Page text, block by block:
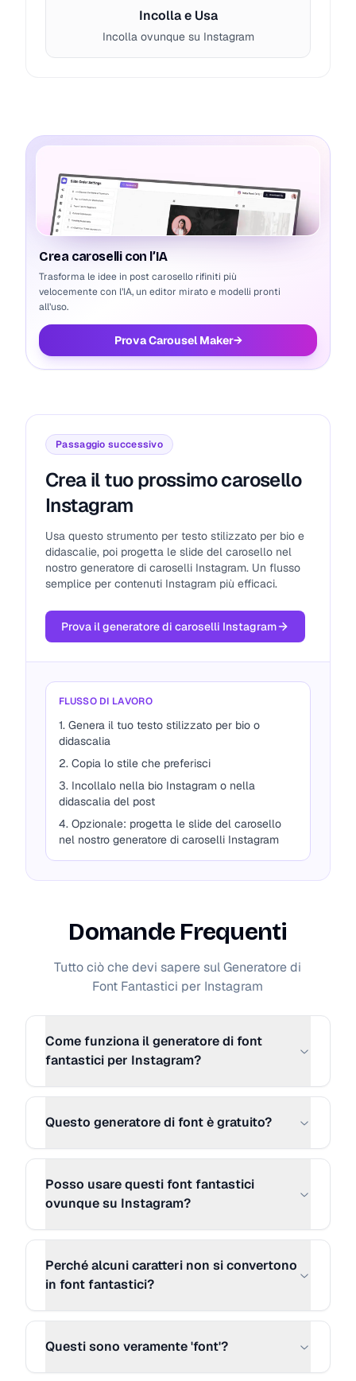
UNDERLINE
Migliore compatibilità
FRANKTUR BOLD
Migliore compatibilità
Copia
𝕿𝖞𝖕𝖊 𝖞𝖔𝖚𝖗 𝖈𝖆𝖕𝖙𝖎𝖔𝖓 𝖍𝖊𝖗𝖊...
BLACK PILL
T⃣ y⃣ p⃣ e⃣ y⃣ o⃣ u⃣ r⃣
c⃣ a⃣ p⃣ t⃣ i⃣ o⃣ n⃣
MORE STYLE 2
MORE STYLE 3 Copia
✩
MORE STYLE 5
T⃞ y⃞ p⃞ e⃞ y⃞ o⃞ u⃞ r⃞
c⃞ a⃞ p⃞ t⃞ i⃞ o⃞ n⃞
h⃞ e⃞ r⃞ e⃞ .⃞ .⃞ .⃞
...ɘɿɘʜ ᴎoiƚqɒɔ ɿuoʏ ɘqʏT
MORE STYLE 7 Copia
ᵀʸᵖᵉ ʸᵒᵘʳ ᶜᵃᵖᵗⁱᵒⁿ ʰᵉʳᵉ...
MORE STYLE 10 Copia
ⓔⓡⓔ .⃝ .⃝ .⃝
MORE STYLE 11 Copia
Շץקє ץ๏ยг ςคקՇเ๏ภ ђєгє...
Tყρҽ ყσυɾ ƈαρƚισɳ ԋҽɾҽ...
Incolla e Usa
Incolla ovunque su Instagram
Crea caroselli con l’IA
Trasforma le idee in post carosello rifiniti più
velocemente con l’IA, un editor mirato e modelli pronti
all’uso.
Prova Carousel Maker→
Passaggio successivo
Crea il tuo prossimo carosello
Instagram
Usa questo strumento per testo stilizzato per bio e
didascalie, poi progetta le slide del carosello nel
nostro generatore di caroselli Instagram. Un flusso
semplice per contenuti Instagram più efficaci.
Prova il generatore di caroselli Instagram
FLUSSO DI LAVORO
1. Genera il tuo testo stilizzato per bio o
didascalia
2. Copia lo stile che preferisci
3. Incollalo nella bio Instagram o nella
didascalia del post
4. Opzionale: progetta le slide del carosello
nel nostro generatore di caroselli Instagram
Domande Frequenti
Tutto ciò che devi sapere sul Generatore di
Font Fantastici per Instagram
Come funziona il generatore di font
fantastici per Instagram?
Questo generatore di font è gratuito?
Posso usare questi font fantastici
ovunque su Instagram?
Perché alcuni caratteri non si convertono
in font fantastici?
Questi sono veramente 'font'?